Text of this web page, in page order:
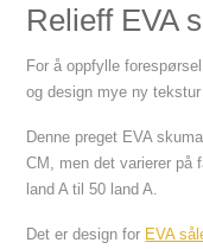
Relieff EVA
For å oppfylle
og design mye ny
Denne preget EVA
CM, men det varierer på
land A til 50 land A.
Det er design for EVA